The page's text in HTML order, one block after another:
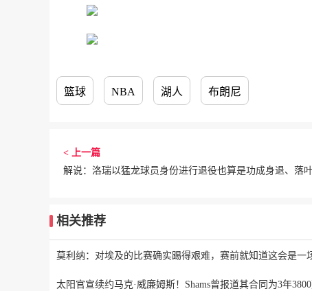
篮球 NBA 湖人 布朗尼
< 上一篇
解说：洛瑞以猛龙球员身份进行退役也算是功成身退、落
相关推荐
莫利纳：对埃及的比赛确实踢得艰难，赛前就知道这会是一
太阳官宣续约马克·威廉姆斯！Shams曾报道其合同为3年